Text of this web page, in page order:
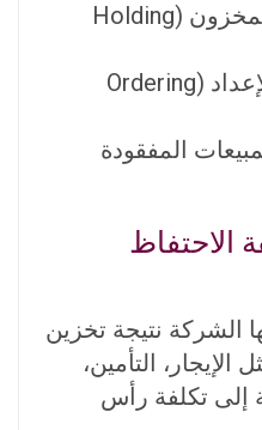
تكاليف الاحتفاظ بالمخزون (Holding
تكاليف الطلب أو الإعداد (Ordering
المفقودة
الاحتفاظ
الشركة نتيجة تخزين
الإيجار، التأمين،
إلى تكلفة رأس